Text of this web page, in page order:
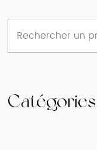
Catégories